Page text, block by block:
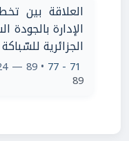
العلاقة بين
الإدارة
الجزائرية
71 - 77
• 89 — 24 — 30/09/2020
89